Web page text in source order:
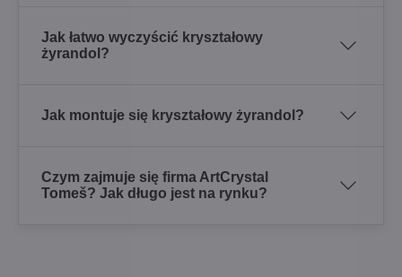
Jak łatwo wyczyścić kryształowy
żyrandol?
Jak montuje się kryształowy żyrandol?
Czym zajmuje się firma ArtCrystal
Tomeš? Jak długo jest na rynku?